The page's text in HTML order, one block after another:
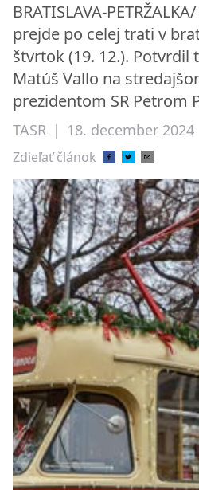
BRATISLAVA-
prejde po celej trati v
štvrtok (19. 12.).
Matúš Vallo na
prezidentom SR Petrom
TASR | 18. december 2024
Zdieľať článok